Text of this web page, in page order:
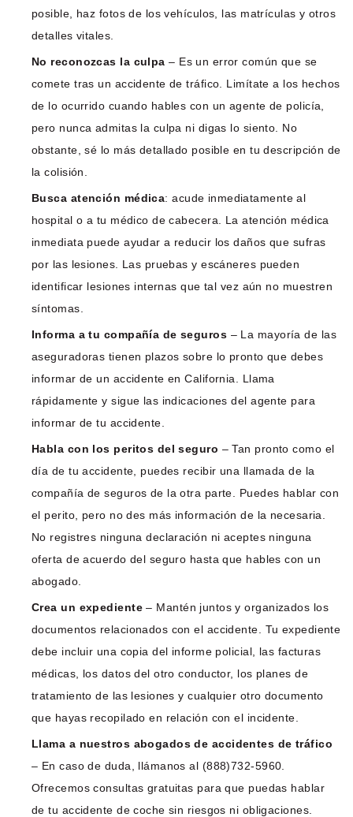
posible, haz fotos de los vehículos, las matrículas y otros
detalles vitales.
No reconozcas la culpa – Es un error común que se
comete tras un accidente de tráfico. Limítate a los hechos
de lo ocurrido cuando hables con un agente de policía,
pero nunca admitas la culpa ni digas lo siento. No
obstante, sé lo más detallado posible en tu descripción de
la colisión.
Busca atención médica: acude inmediatamente al
hospital o a tu médico de cabecera. La atención médica
inmediata puede ayudar a reducir los daños que sufras
por las lesiones. Las pruebas y escáneres pueden
identificar lesiones internas que tal vez aún no muestren
síntomas.
Informa a tu compañía de seguros – La mayoría de las
aseguradoras tienen plazos sobre lo pronto que debes
informar de un accidente en California. Llama
rápidamente y sigue las indicaciones del agente para
informar de tu accidente.
Habla con los peritos del seguro – Tan pronto como el
día de tu accidente, puedes recibir una llamada de la
compañía de seguros de la otra parte. Puedes hablar con
el perito, pero no des más información de la necesaria.
No registres ninguna declaración ni aceptes ninguna
oferta de acuerdo del seguro hasta que hables con un
abogado.
Crea un expediente– Mantén juntos y organizados los
documentos relacionados con el accidente. Tu expediente
debe incluir una copia del informe policial, las facturas
médicas, los datos del otro conductor, los planes de
tratamiento de las lesiones y cualquier otro documento
que hayas recopilado en relación con el incidente.
Llama a nuestros abogados de accidentes de tráfico
– En caso de duda, llámanos al (888)732-5960.
Ofrecemos consultas gratuitas para que puedas hablar
de tu accidente de coche sin riesgos ni obligaciones.